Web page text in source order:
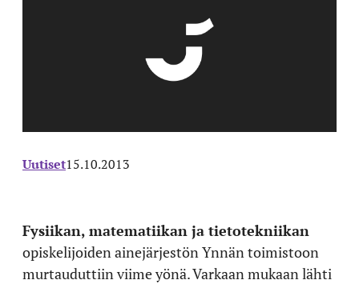
Uutiset15.10.2013
Fysiikan, matematiikan ja tietotekniikan
opiskelijoiden ainejärjestön Ynnän toimistoon
murtauduttiin viime yönä. Varkaan mukaan lähti